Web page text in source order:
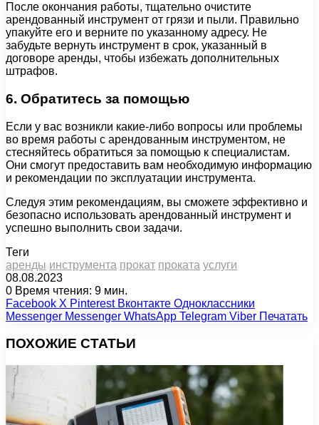
После окончания работы, тщательно очистите
арендованный инструмент от грязи и пыли. Правильно
упакуйте его и верните по указанному адресу. Не
забудьте вернуть инструмент в срок, указанный в
договоре аренды, чтобы избежать дополнительных
штрафов.
6. Обратитесь за помощью
Если у вас возникли какие-либо вопросы или проблемы
во время работы с арендованным инструментом, не
стесняйтесь обратиться за помощью к специалистам.
Они смогут предоставить вам необходимую информацию
и рекомендации по эксплуатации инструмента.
Следуя этим рекомендациям, вы сможете эффективно и
безопасно использовать арендованный инструмент и
успешно выполнить свои задачи.
Теги
аренды инструмента прокат проката услуги
08.08.2023
0 Время чтения: 9 мин.
Facebook X Pinterest Вконтакте Одноклассники
Messenger Messenger WhatsApp Telegram Viber Печатать
ПОХОЖИЕ СТАТЬИ